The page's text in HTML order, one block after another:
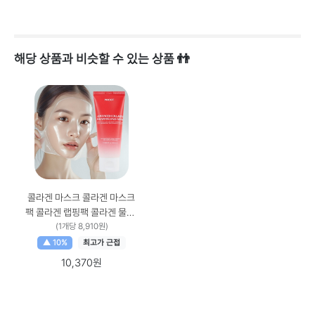
해당 상품과 비슷할 수 있는 상품 👬
콜라겐 마스크 콜라겐 마스크
팩 콜라겐 랩핑팩 콜라겐 물광
랩핑팩 저분자 콜라겐팩 저분
자 콜라겐 마스크팩 콜라겐 물
광 랩마스크 콜라겐 물광팩 콜
라겐 나이트 오버나잇 랩 마스
(1개당 8,910원)
▲ 10%
최고가 근접
10,370원